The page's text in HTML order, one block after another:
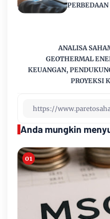
ANALISA
GEOTHERMAL
KEUANGAN,
PROYEKSI
Anda mungkin